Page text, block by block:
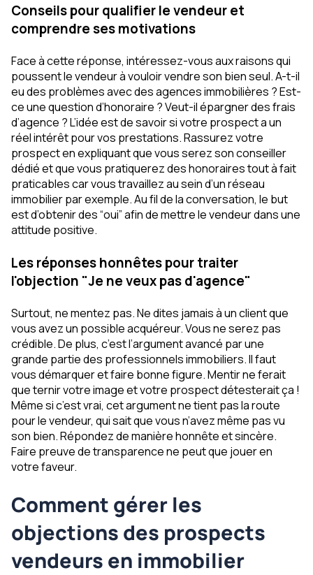
Conseils pour qualifier le vendeur et
comprendre ses motivations
Face à cette réponse, intéressez-vous aux raisons qui
poussent le vendeur à vouloir vendre son bien seul. A-t-il
eu des problèmes avec des agences immobilières ? Est-
ce une question d’honoraire ? Veut-il épargner des frais
d’agence ? L’idée est de savoir si votre prospect a un
réel intérêt pour vos prestations. Rassurez votre
prospect en expliquant que vous serez son conseiller
dédié et que vous pratiquerez des honoraires tout à fait
praticables car vous travaillez au sein d’un réseau
immobilier par exemple. Au fil de la conversation, le but
est d’obtenir des “oui” afin de mettre le vendeur dans une
attitude positive.
Les réponses honnêtes pour traiter
l'objection "Je ne veux pas d'agence"
Surtout, ne mentez pas. Ne dites jamais à un client que
vous avez un possible acquéreur. Vous ne serez pas
crédible. De plus, c’est l’argument avancé par une
grande partie des professionnels immobiliers. Il faut
vous démarquer et faire bonne figure. Mentir ne ferait
que ternir votre image et votre prospect détesterait ça !
Même si c’est vrai, cet argument ne tient pas la route
pour le vendeur, qui sait que vous n’avez même pas vu
son bien. Répondez de manière honnête et sincère.
Faire preuve de transparence ne peut que jouer en
votre faveur.
Comment gérer les
objections des prospects
vendeurs en immobilier